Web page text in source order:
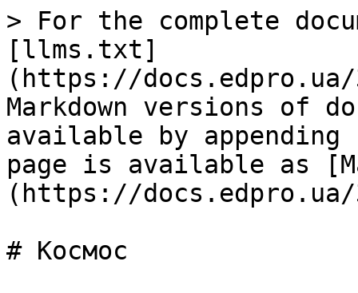
> For the complete
[llms.txt]
(https://
Markdown versions of
available by
page is available as
(https://docs.edpro.ua/
# Космос